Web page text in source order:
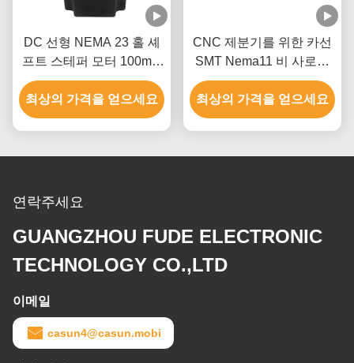
DC 선형 NEMA 23 홀 셰
프트 스테퍼 모터 100mm
몸 4.5A Nc 기계
최상의 가격을 얻으세요
CNC 제분기를 위한 카선
SMT Nema11 비 사로잡
힌 스텝 모터
최상의 가격을 얻으세요
연락주세요
GUANGZHOU FUDE ELECTRONIC
TECHNOLOGY CO.,LTD
이메일
casun4@casun.mobi